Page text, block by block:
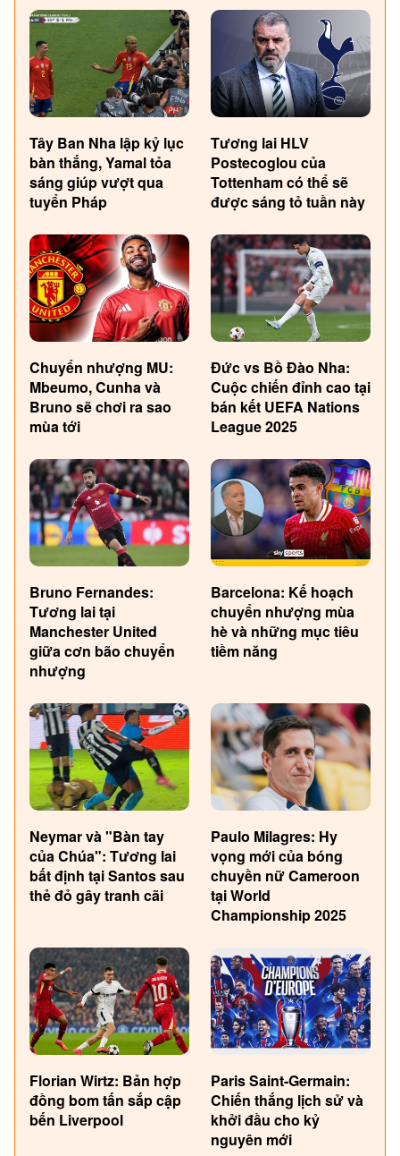
Tây Ban Nha lập kỷ lục
bàn thắng, Yamal tỏa
sáng giúp vượt qua
tuyển Pháp
Tương lai HLV
Postecoglou của
Tottenham có thể sẽ
được sáng tỏ tuần này
Chuyển nhượng MU:
Mbeumo, Cunha và
Bruno sẽ chơi ra sao
mùa tới
Đức vs Bồ Đào Nha:
Cuộc chiến đỉnh cao tại
bán kết UEFA Nations
League 2025
Bruno Fernandes:
Tương lai tại
Manchester United
giữa cơn bão chuyển
nhượng
Barcelona: Kế hoạch
chuyển nhượng mùa
hè và những mục tiêu
tiềm năng
Neymar và "Bàn tay
của Chúa": Tương lai
bất định tại Santos sau
thẻ đỏ gây tranh cãi
Paulo Milagres: Hy
vọng mới của bóng
chuyền nữ Cameroon
tại World
Championship 2025
Florian Wirtz: Bản hợp
đồng bom tấn sắp cập
bến Liverpool
Paris Saint-Germain:
Chiến thắng lịch sử và
khởi đầu cho kỷ
nguyên mới